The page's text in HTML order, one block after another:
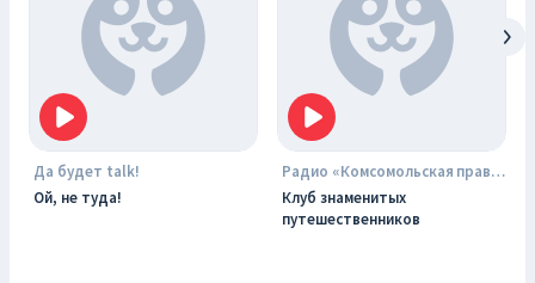
Да будет talk!
Ой, не туда!
Радио «Комсомольская правда»
Клуб знаменитых
путешественников